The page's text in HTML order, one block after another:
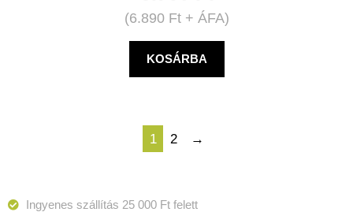
(6.890 Ft+ ÁFA)
KOSÁRBA
1 2 →
Ingyenes szállítás 25 000 Ft felett